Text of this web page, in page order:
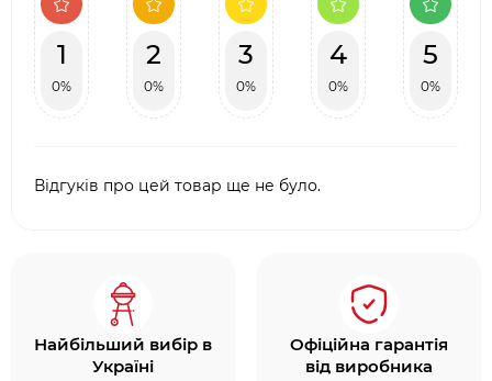
1
0%
2
0%
3
0%
4
0%
5
0%
Відгуків про цей товар ще не було.
Найбільший вибір в
Україні
Офіційна гарантія
від виробника